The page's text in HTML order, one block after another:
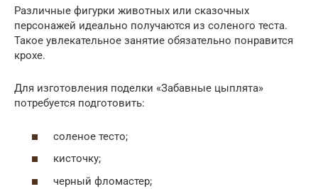
Различные фигурки животных или сказочных
персонажей идеально получаются из соленого теста.
Такое увлекательное занятие обязательно понравится
крохе.
Для изготовления поделки «Забавные цыплята»
потребуется подготовить:
соленое тесто;
кисточку;
черный фломастер;